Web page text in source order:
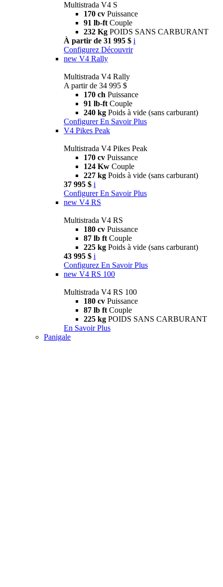
Multistrada V4 S
170 cv Puissance
91 lb-ft Couple
232 Kg POIDS SANS CARBURANT
À partir de 31 995 $ i
Configurez Découvrir
new V4 Rally
Multistrada V4 Rally
A partir de 34 995 $
170 ch Puissance
91 lb-ft Couple
240 kg Poids à vide (sans carburant)
Configurer En Savoir Plus
V4 Pikes Peak
Multistrada V4 Pikes Peak
170 cv Puissance
124 Kw Couple
227 kg Poids à vide (sans carburant)
37 995 $ i
Configurer En Savoir Plus
new V4 RS
Multistrada V4 RS
180 cv Puissance
87 lb ft Couple
225 kg Poids à vide (sans carburant)
43 995 $ i
Configurez En Savoir Plus
new V4 RS 100
Multistrada V4 RS 100
180 cv Puissance
87 lb ft Couple
225 kg POIDS SANS CARBURANT
En Savoir Plus
Panigale